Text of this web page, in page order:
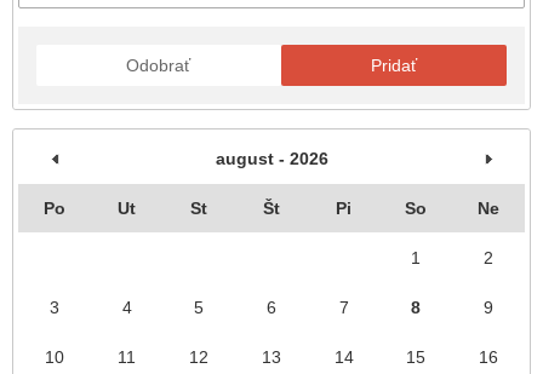
Odobrať Pridať
august - 2026
Po Ut St Št Pi So Ne
1 2
3 4 5 6 7 8 9
10 11 12 13 14 15 16